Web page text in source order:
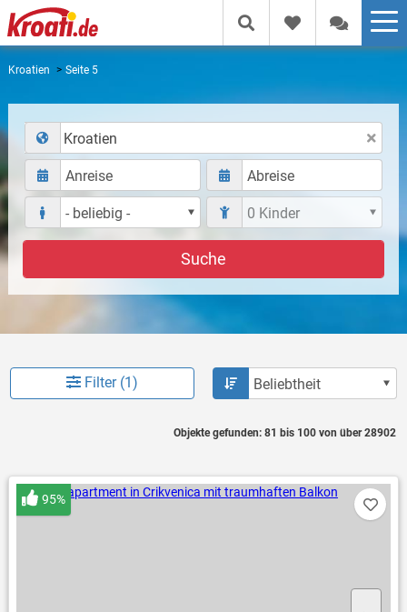
Kroatien Seite 5
Kroatien
Suche
Filter (1)
Objekte gefunden: 81 bis 100 von über 28902
95%